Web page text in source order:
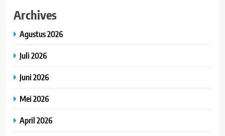
Archives
Agustus 2026
Juli 2026
Juni 2026
Mei 2026
April 2026